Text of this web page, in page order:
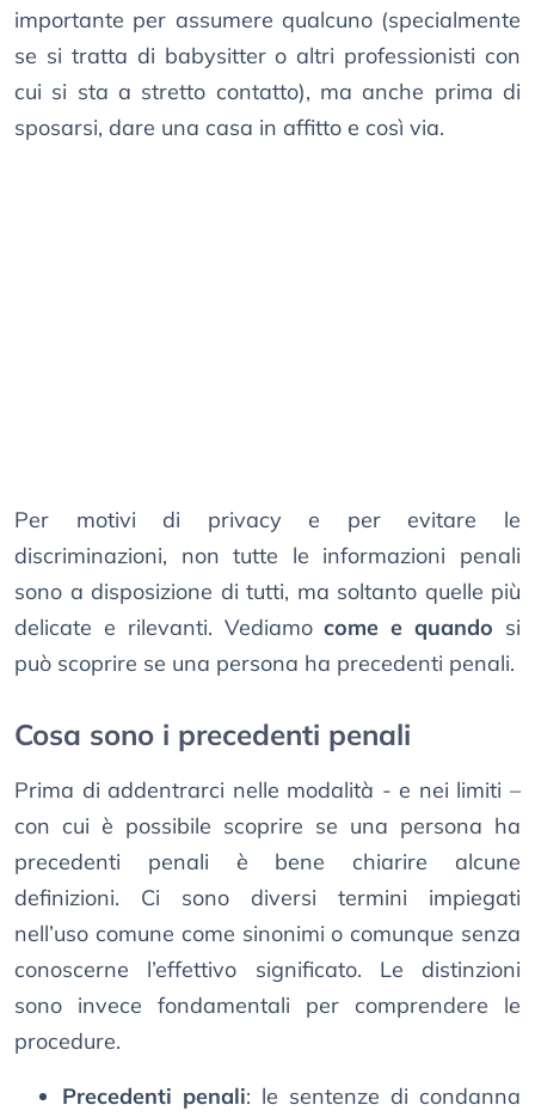
importante per assumere qualcuno (specialmente
se si tratta di babysitter o altri professionisti con
cui si sta a stretto contatto), ma anche prima di
sposarsi, dare una casa in affitto e così via.
Per motivi di privacy e per evitare le
discriminazioni, non tutte le informazioni penali
sono a disposizione di tutti, ma soltanto quelle più
delicate e rilevanti. Vediamocome e quando si
può scoprire se una persona ha precedenti penali.
Cosa sono i precedenti penali
Prima di addentrarci nelle modalità - e nei limiti –
con cui è possibile scoprire se una persona ha
precedenti penali è bene chiarire alcune
definizioni. Ci sono diversi termini impiegati
nell’uso comune come sinonimi o comunque senza
conoscerne l’effettivo significato. Le distinzioni
sono invece fondamentali per comprendere le
procedure.
Precedenti penali: le sentenze di condanna